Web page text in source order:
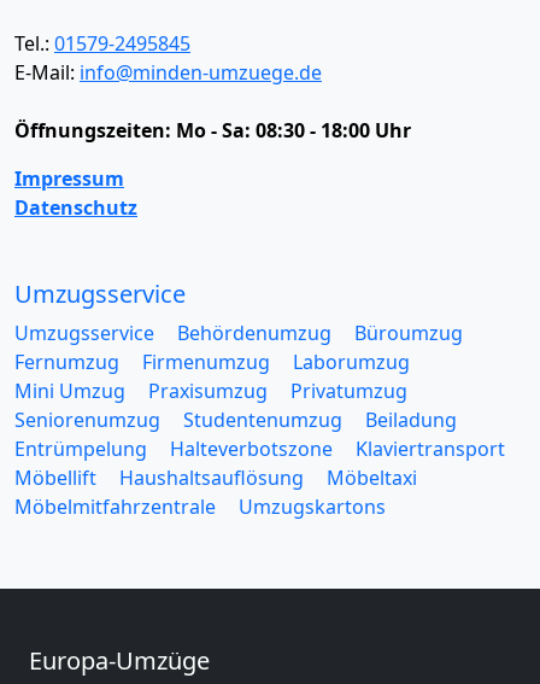
Tel.: 01579-2495845
E-Mail: info@minden-umzuege.de
Öffnungszeiten: Mo - Sa: 08:30 - 18:00 Uhr
Impressum
Datenschutz
Umzugsservice
Umzugsservice Behördenumzug
Büroumzug
Fernumzug
Firmenumzug
Laborumzug
Mini Umzug
Praxisumzug
Privatumzug
Seniorenumzug
Studentenumzug
Beiladung
Entrümpelung
Halteverbotszone
Klaviertransport
Möbellift
Haushaltsauflösung
Möbeltaxi
Möbelmitfahrzentrale
Umzugskartons
Europa-Umzüge